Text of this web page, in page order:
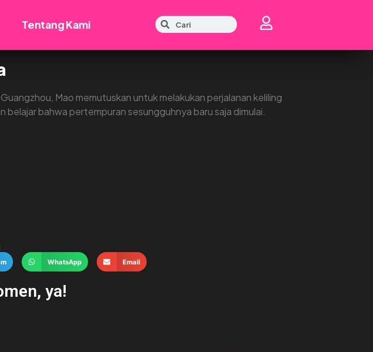
Tentang Kami
Mao memutuskan untuk melakukan perjalanan keliling
bahwa pertempuran sesungguhnya baru saja dimulai.
WhatsApp Email
ya!